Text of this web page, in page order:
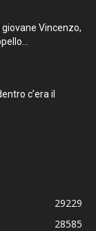
Vincenzo,
c’era il
29229
28585